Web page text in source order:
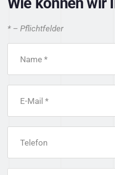
* – Pflichtfelder
Name *
E-Mail *
Telefon